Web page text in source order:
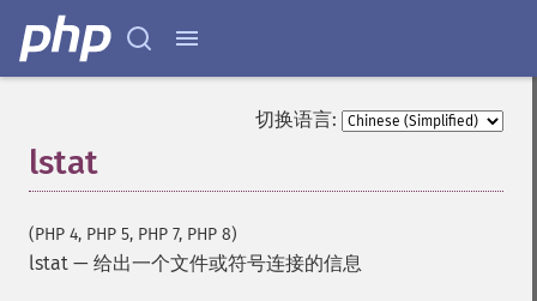
切换语言:
lstat
(PHP 4, PHP 5, PHP 7, PHP 8)
lstat — 给出一个文件或符号连接的信息